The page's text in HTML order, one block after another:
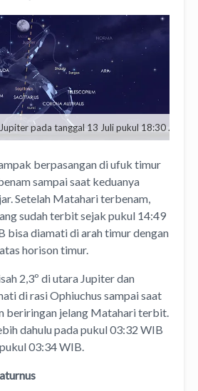
Konjungsi Bulan dan Jupiter pada tanggal 13 Juli pukul 18:30 WIB. Kredit: Star Walk
berpasangan di ufuk timur
sampai saat keduanya
Setelah Matahari terbenam,
sudah terbit sejak pukul 14:49
bisa diamati di arah timur dengan
horison timur.
2,3º di utara Jupiter dan
di rasi Ophiuchus sampai saat
beriringan jelang Matahari terbit.
dahulu pada pukul 03:32 WIB
03:34 WIB.